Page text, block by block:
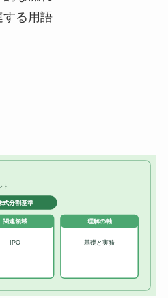
する用語
ト
式分割基準
関連領域
IPO
理解の軸
基礎と実務